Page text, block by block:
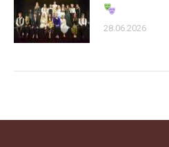
28.06.2026